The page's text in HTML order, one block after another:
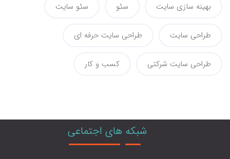
بهینه سازی سایت سئو سئو سایت
طراحی سایت طراحی سایت حرفه ای
طراحی سایت شرکتی کسب و کار
شبکه های اجتماعی